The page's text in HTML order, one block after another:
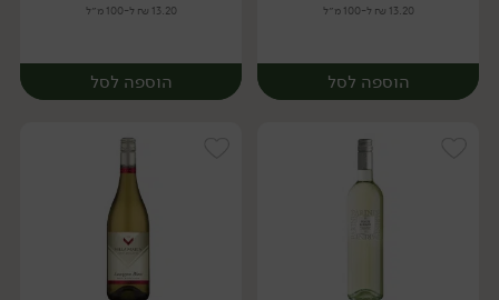
13.20 ₪ ל-100 מ״ל
הוספה לסל
13.20 ₪ ל-100 מ״ל
הוספה לסל